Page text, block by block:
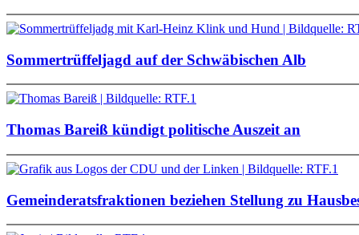
Sommertrüffeljagd auf der Schwäbischen Alb
Thomas Bareiß kündigt politische Auszeit an
Gemeinderatsfraktionen beziehen Stellung zu